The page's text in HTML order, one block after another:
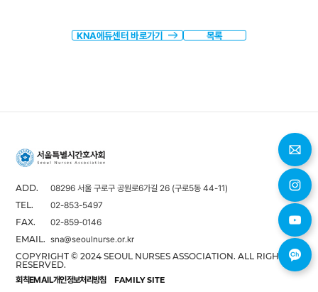
KNA에듀센터 바로가기 목록
ADD. 08296 서울 구로구 공원로6가길 26 (구로5동 44-11)
TEL. 02-853-5497
FAX. 02-859-0146
EMAIL. sna@seoulnurse.or.kr
COPYRIGHT © 2024 SEOUL NURSES ASSOCIATION. ALL RIGHTS
RESERVED.
회칙EMAIL개인정보처리방침 FAMILY SITE